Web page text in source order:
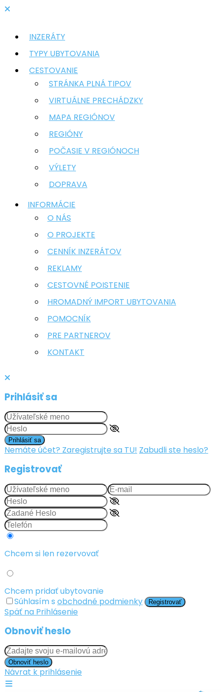
INZERÁTY
TYPY UBYTOVANIA
CESTOVANIE
STRÁNKA PLNÁ TIPOV
VIRTUÁLNE PRECHÁDZKY
MAPA REGIÓNOV
REGIÓNY
POČASIE V REGIÓNOCH
VÝLETY
DOPRAVA
INFORMÁCIE
O NÁS
O PROJEKTE
CENNÍK INZERÁTOV
REKLAMY
CESTOVNÉ POISTENIE
HROMADNÝ IMPORT UBYTOVANIA
POMOCNÍK
PRE PARTNEROV
KONTAKT
Prihlásiť sa
Prihlásiť sa
Nemáte účet? Zaregistrujte sa TU! Zabudli ste heslo?
Registrovať
Chcem si len rezervovať
Chcem pridať ubytovanie
Súhlasím s obchodné podmienky Registrovať
Späť na Prihlásenie
Obnoviť heslo
Obnoviť heslo
Návrat k prihlásenie